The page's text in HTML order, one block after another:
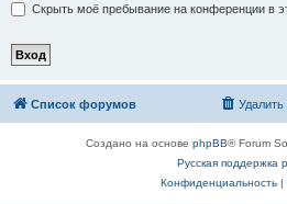
Скрыть моё пребывание на конференции в
Список форумов
Создано на основе phpBB® Forum
Русская поддержка
Конфиденциальность|